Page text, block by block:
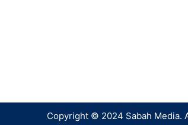
Copyright © 2024 Sabah Media.